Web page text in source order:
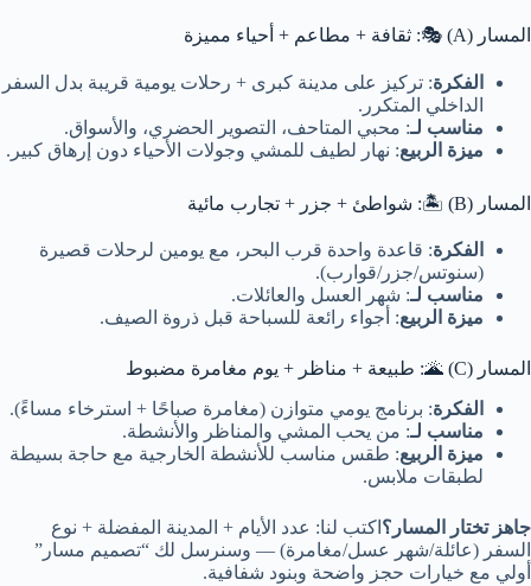
المسار (A) 🎭: ثقافة + مطاعم + أحياء مميزة
الفكرة: تركيز على مدينة كبرى + رحلات يومية قريبة بدل السفر
الداخلي المتكرر.
مناسب لـ: محبي المتاحف، التصوير الحضري، والأسواق.
ميزة الربيع: نهار لطيف للمشي وجولات الأحياء دون إرهاق كبير.
المسار (B) 🏝️: شواطئ + جزر + تجارب مائية
الفكرة: قاعدة واحدة قرب البحر، مع يومين لرحلات قصيرة
(سنوتس/جزر/قوارب).
مناسب لـ: شهر العسل والعائلات.
ميزة الربيع: أجواء رائعة للسباحة قبل ذروة الصيف.
المسار (C) 🌋: طبيعة + مناظر + يوم مغامرة مضبوط
الفكرة: برنامج يومي متوازن (مغامرة صباحًا + استرخاء مساءً).
مناسب لـ: من يحب المشي والمناظر والأنشطة.
ميزة الربيع: طقس مناسب للأنشطة الخارجية مع حاجة بسيطة
لطبقات ملابس.
جاهز تختار المسار؟ اكتب لنا: عدد الأيام + المدينة المفضلة + نوع
السفر (عائلة/شهر عسل/مغامرة) — وسنرسل لك “تصميم مسار”
أولي مع خيارات حجز واضحة وبنود شفافية.